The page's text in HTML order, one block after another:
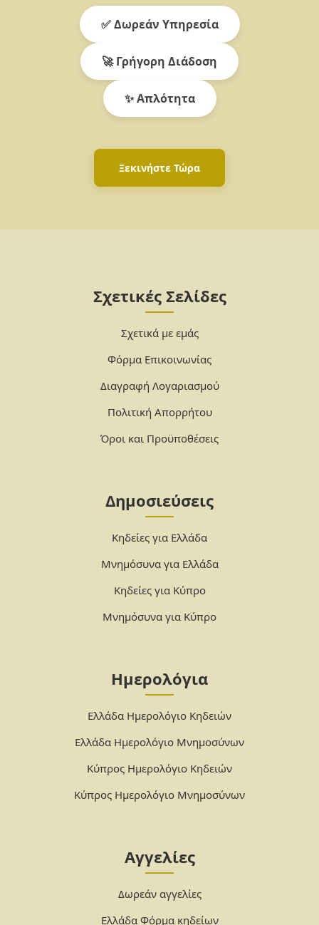
✅ Δωρεάν Υπηρεσία
🚀 Γρήγορη Διάδοση
✨ Απλότητα
Ξεκινήστε Τώρα
Σχετικές Σελίδες
Σχετικά με εμάς
Φόρμα Επικοινωνίας
Διαγραφή Λογαριασμού
Πολιτική Απορρήτου
Όροι και Προϋποθέσεις
Δημοσιεύσεις
Κηδείες για Ελλάδα
Μνημόσυνα για Ελλάδα
Κηδείες για Κύπρο
Μνημόσυνα για Κύπρο
Ημερολόγια
Ελλάδα Ημερολόγιο Κηδειών
Ελλάδα Ημερολόγιο Μνημοσύνων
Κύπρος Ημερολόγιο Κηδειών
Κύπρος Ημερολόγιο Μνημοσύνων
Αγγελίες
Δωρεάν αγγελίες
Ελλάδα Φόρμα κηδείων